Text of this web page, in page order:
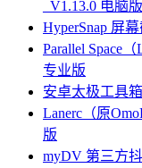
_V1.13.0 电脑
HyperSnap 屏
Parallel Space
专业版
安卓太极工具
Lanerc（原
版
myDV 第三方